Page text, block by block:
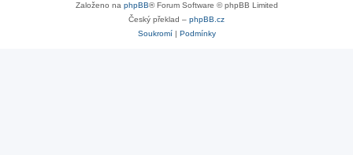
Založeno na phpBB® Forum Software © phpBB Limited
Český překlad – phpBB.cz
Soukromí| Podmínky